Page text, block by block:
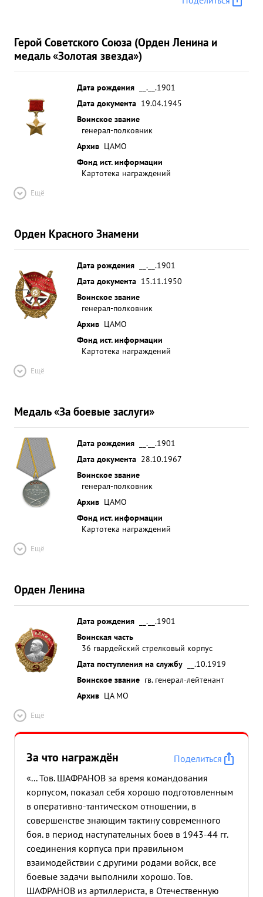
Герой Советского Союза (Орден Ленина и
медаль «Золотая звезда»)
Дата рождения
__.__.1901
Дата документа 19.04.1945
Воинское звание
генерал-полковник
Архив ЦАМО
Фонд ист. информации
Картотека награждений
Ещё
Орден Красного Знамени
Дата рождения
__.__.1901
Дата документа 15.11.1950
Воинское звание
генерал-полковник
Архив ЦАМО
Фонд ист. информации
Картотека награждений
Ещё
Медаль «За боевые заслуги»
Дата рождения
__.__.1901
Дата документа 28.10.1967
Воинское звание
генерал-полковник
Архив ЦАМО
Фонд ист. информации
Картотека награждений
Ещё
Орден Ленина
Дата рождения
__.__.1901
Воинская часть
36 гвардейский стрелковый корпус
Дата поступления на службу
__.10.1919
Воинское звание гв. генерал-лейтенант
Архив ЦА МО
Ещё
За что награждён
Поделиться
«... Тов. ШАФРАНОВ за время командования
корпусом, показал себя хорошо подготовленным
в оперативно-тантическом отношении, в
совершенстве знающим тактину современного
боя. в период наступательных боев в 1943-44 гг.
соединения корпуса при правильном
взаимодействии с другими родами войск, все
боевые задачи выполнили хорошо. Тов.
ШАФРАНОВ из артиллериста, в Отечественную